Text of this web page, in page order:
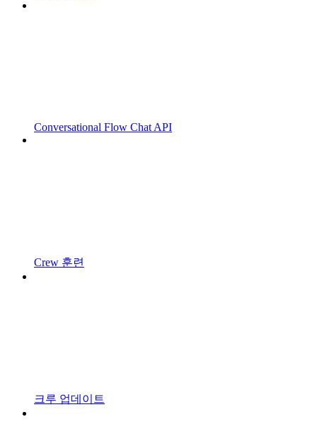
Conversational Flow Chat API
Crew 훈련
크루 업데이트